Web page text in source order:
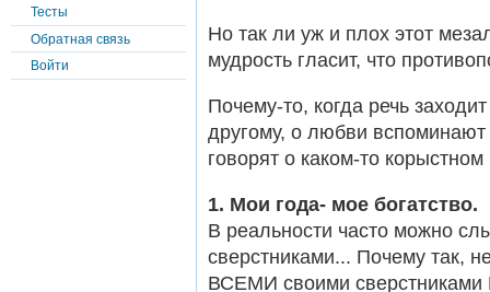
Тесты
Обратная связь
Войти
Но так ли уж и плох этот
мудрость гласит, что
Почему-то, когда речь
другому, о любви
говорят о каком-то корыстном
1. Мои года- мое богатство.
В реальности часто можно
сверстниками... Почему так,
ВСЕМИ своими